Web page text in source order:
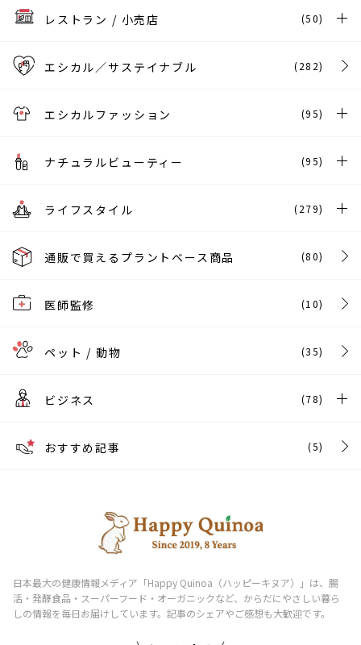
レストラン / 小売店 (50)
エシカル／サステイナブル (282)
エシカルファッション (95)
ナチュラルビューティー (95)
ライフスタイル (279)
通販で買えるプラントベース商品 (80)
医師監修 (10)
ペット / 動物 (35)
ビジネス (78)
おすすめ記事 (5)